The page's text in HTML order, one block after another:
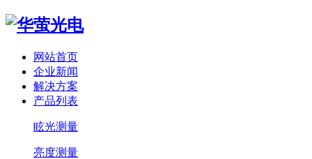
网站首页
企业新闻
解决方案
产品列表
眩光测量
亮度测量